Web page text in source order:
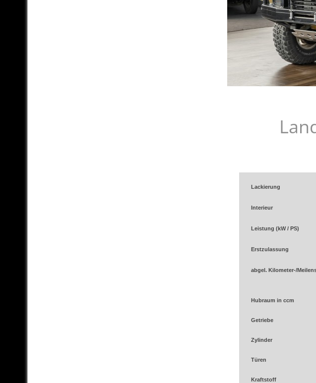
Lackierung
Interieur
Leistung (kW / PS)
Erstzulassung
abgel. Kilometer-/
Hubraum in ccm
Getriebe
Zylinder
Türen
Kraftstoff